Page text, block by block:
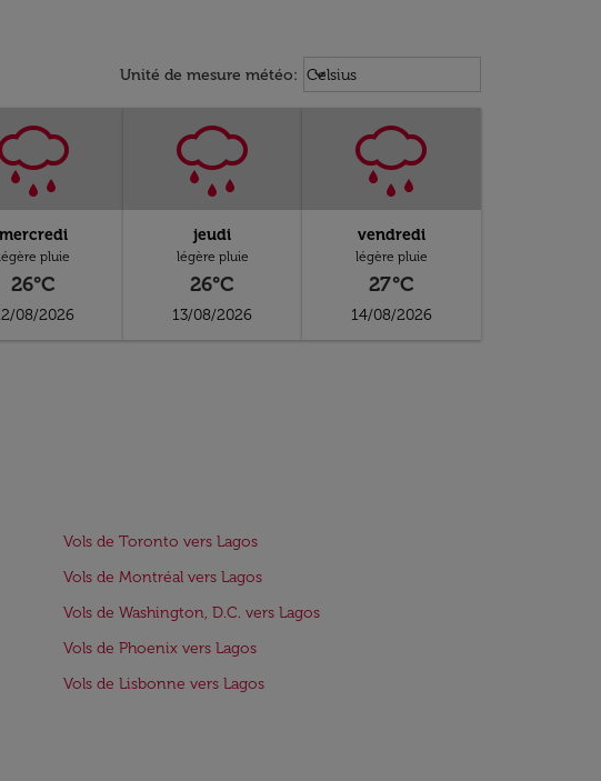
Unité de mesure météo: Weather unit option Celsius
Celsius
keyboard_arrow_down
mercredi
pluie
26°C
08/2026
jeudi
légère pluie
26°C
13/08/2026
vendredi
légère pluie
27°C
14/08/2026
Vols de Toronto vers Lagos
Vols de Montréal vers Lagos
Vols de Washington, D.C. vers Lagos
Vols de Phoenix vers Lagos
Vols de Lisbonne vers Lagos